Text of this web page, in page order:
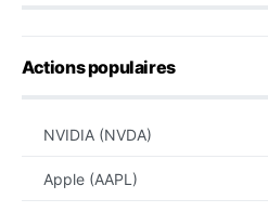
Actions populaires
NVIDIA (NVDA)
Apple (AAPL)